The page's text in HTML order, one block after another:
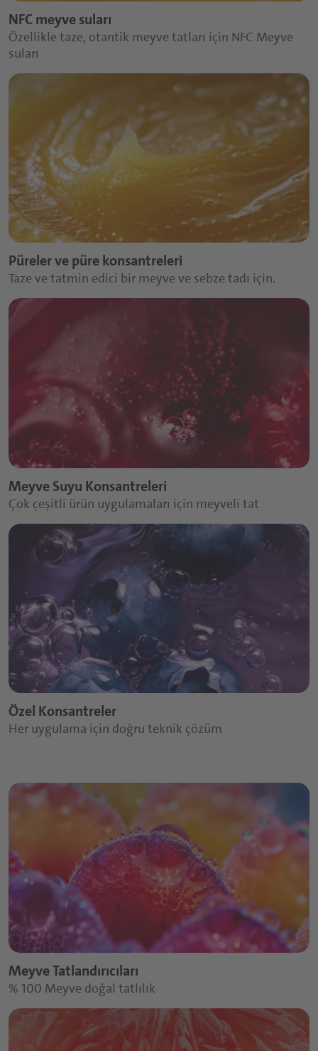
NFC meyve suları
Özellikle taze, otantik meyve tatları için NFC Meyve
suları
Püreler ve püre konsantreleri
Taze ve tatmin edici bir meyve ve sebze tadı için.
Meyve Suyu Konsantreleri
Çok çeşitli ürün uygulamaları için meyveli tat
Özel Konsantreler
Her uygulama için doğru teknik çözüm
Meyve Tatlandırıcıları
% 100 Meyve doğal tatlılık